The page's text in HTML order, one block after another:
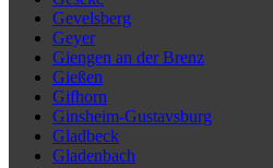
Gevelsberg
Geyer
Giengen an der Brenz
Gießen
Gifhorn
Ginsheim-Gustavsburg
Gladbeck
Gladenbach